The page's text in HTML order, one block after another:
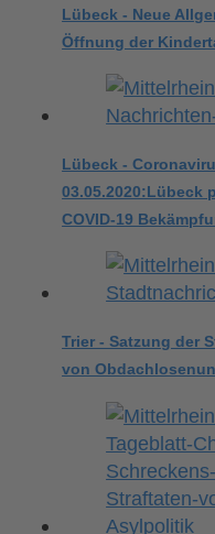
Lübeck - Neue
Öffnung der
Lübeck -
03.05.2020:Lübeck
COVID-19
Trier - Satzung der
von